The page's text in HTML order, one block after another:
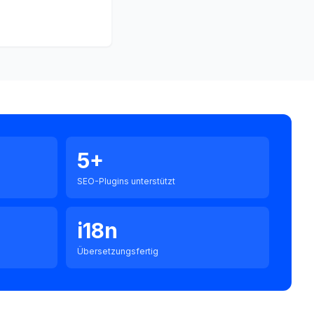
5+
SEO-Plugins unterstützt
i18n
Übersetzungsfertig